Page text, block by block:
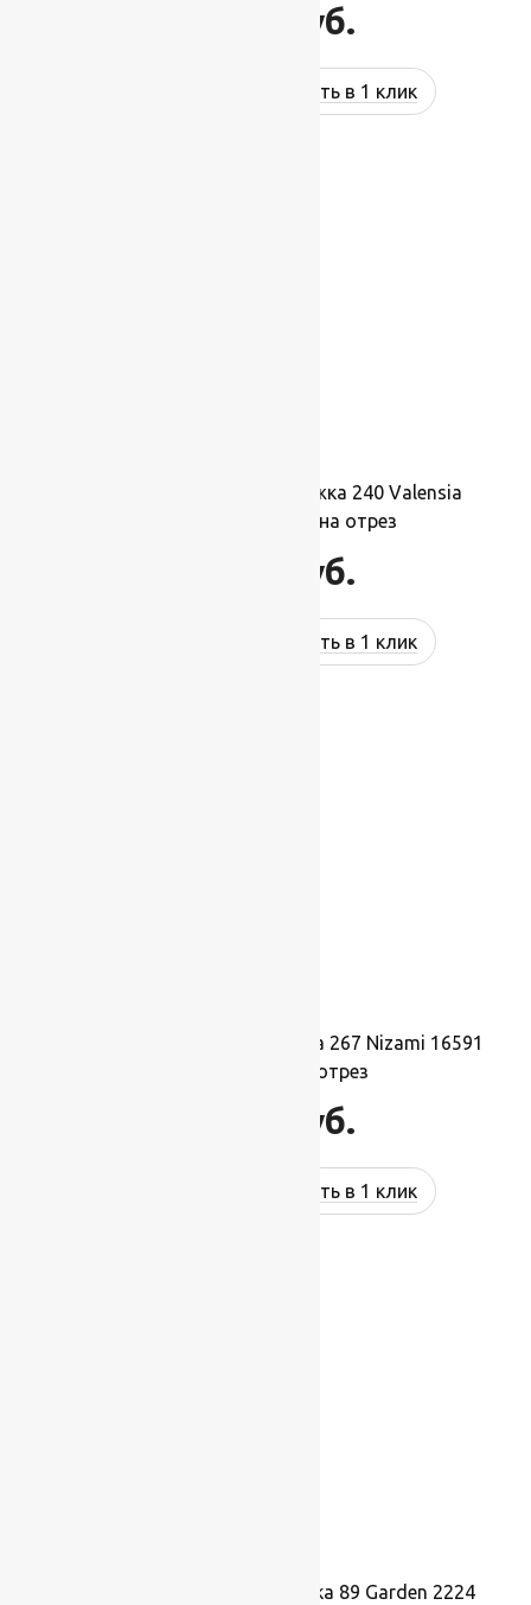
руб.
Купить в 1 клик
Ковровая шерстяная дорожка 240 Valensia
60121 1,4х1м.,Рулон на отрез
руб.
Купить в 1 клик
Ковровая шерстяная дорожка 267 Nizami 16591
1,4х1м.,Рулон на отрез
руб.
Купить в 1 клик
Ковровая шерстяная дорожка 89 Garden 2224